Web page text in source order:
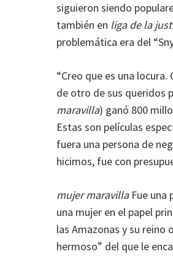
siguieron siendo
también en liga de la
problemática era del
“Creo que es una
de otro de sus queridos
maravilla) ganó 800
Estas son películas
fuera una persona de
hicimos, fue con
mujer maravillaFue una
una mujer en el papel
las Amazonas y su reino
hermoso” del que le